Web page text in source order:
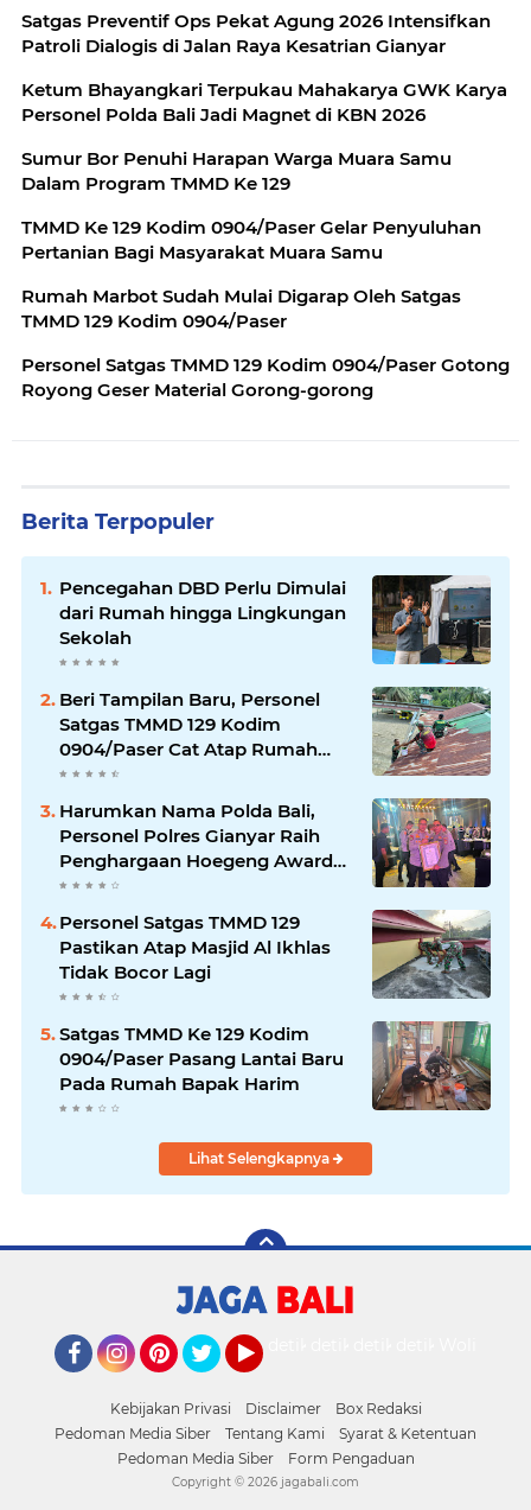
Satgas Preventif Ops Pekat Agung 2026 Intensifkan
Patroli Dialogis di Jalan Raya Kesatrian Gianyar
Ketum Bhayangkari Terpukau Mahakarya GWK Karya
Personel Polda Bali Jadi Magnet di KBN 2026
Sumur Bor Penuhi Harapan Warga Muara Samu
Dalam Program TMMD Ke 129
TMMD Ke 129 Kodim 0904/Paser Gelar Penyuluhan
Pertanian Bagi Masyarakat Muara Samu
Rumah Marbot Sudah Mulai Digarap Oleh Satgas
TMMD 129 Kodim 0904/Paser
Personel Satgas TMMD 129 Kodim 0904/Paser Gotong
Royong Geser Material Gorong-gorong
Berita Terpopuler
Pencegahan DBD Perlu Dimulai
dari Rumah hingga Lingkungan
Sekolah
Beri Tampilan Baru, Personel
Satgas TMMD 129 Kodim
0904/Paser Cat Atap Rumah
Marbot
Harumkan Nama Polda Bali,
Personel Polres Gianyar Raih
Penghargaan Hoegeng Awards
2026
Personel Satgas TMMD 129
Pastikan Atap Masjid Al Ikhlas
Tidak Bocor Lagi
Satgas TMMD Ke 129 Kodim
0904/Paser Pasang Lantai Baru
Pada Rumah Bapak Harim
Lihat Selengkapnya
Kebijakan Privasi Disclaimer
Box Redaksi
Pedoman Media Siber
Tentang Kami
Syarat & Ketentuan
Pedoman Media Siber
Form Pengaduan
Copyright © 2026 jagabali.com